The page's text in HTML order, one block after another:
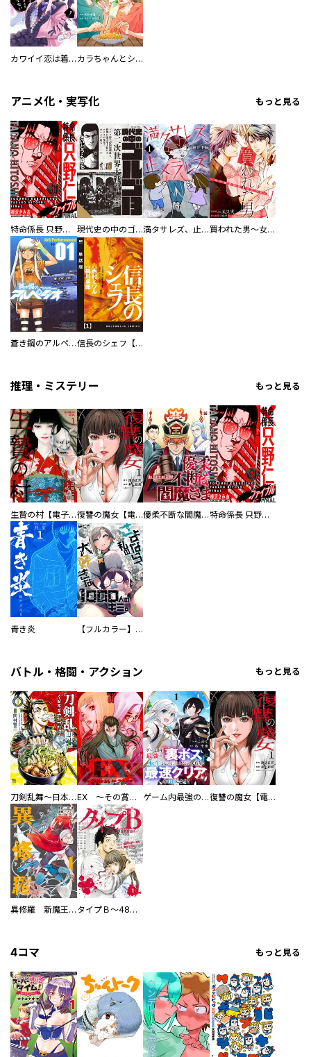
カワイイ恋は着飾らない カラちゃんとシトーさんと、 【分冊版】
アニメ化・実写化 もっと見る
特命係長 只野仁ファイナル 愛蔵版 現代史の中のゴルゴ13 満タサレズ、止メラレズ 買われた男～女性限定快感セラピスト～【描き下ろしおまけ付き特装版】
蒼き鋼のアルペジオ 信長のシェフ【単話版】
推理・ミステリー もっと見る
生贄の村【電子単行本版】 復讐の魔女【電子単行本版】 優柔不断な閻魔さま 特命係長 只野仁ファイナル 愛蔵版
青き炎 【フルカラー】さよなら、私の大好きな１０００人のキミ。
バトル・格闘・アクション もっと見る
刀剣乱舞～日本号つれづれ酒～ EX ～その賞金稼ぎは、世界の出口を探す～【単行本版】 ゲーム内最強の『裏ボス』に転生したので、主人公の代わりに最速クリアを目指します！【電子単行本版】 復讐の魔女【電子単行本版】
異修羅 新魔王戦争 タイプＢ～48時間後、致死率100％～【単話】
4コマ もっと見る